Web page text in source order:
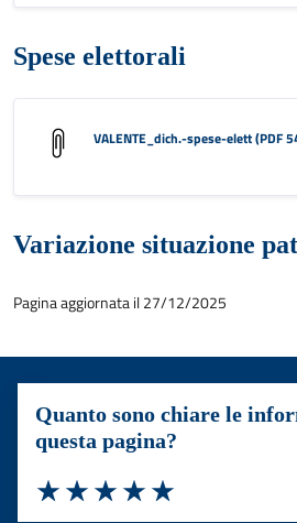
Spese elettorali
VALENTE_dich.-spese-elett (PDF
Variazione situazione
Pagina aggiornata il 27/12/2025
Quanto sono chiare le
questa pagina?
Valuta 5 stelle su 5
Valuta 4 stelle su 5
Valuta 3 stelle su 5
Valuta 2 stelle su 5
Valuta 1 stelle su 5